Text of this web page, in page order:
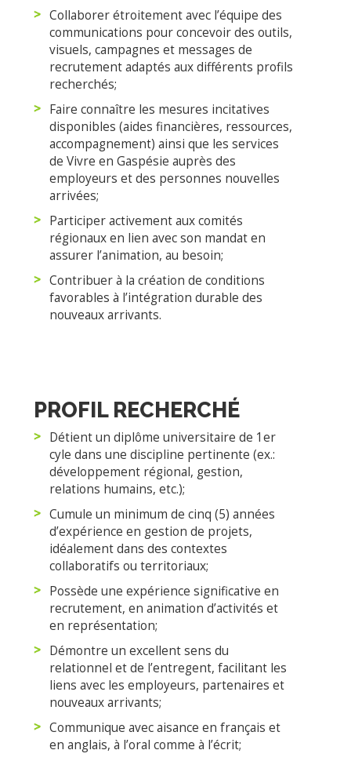
Collaborer étroitement avec l’équipe des
communications pour concevoir des outils,
visuels, campagnes et messages de
recrutement adaptés aux différents profils
recherchés;
Faire connaître les mesures incitatives
disponibles (aides financières, ressources,
accompagnement) ainsi que les services
de Vivre en Gaspésie auprès des
employeurs et des personnes nouvelles
arrivées;
Participer activement aux comités
régionaux en lien avec son mandat en
assurer l’animation, au besoin;
Contribuer à la création de conditions
favorables à l’intégration durable des
nouveaux arrivants.
PROFIL RECHERCHÉ
Détient un diplôme universitaire de 1er
cyle dans une discipline pertinente (ex.:
développement régional, gestion,
relations humains, etc.);
Cumule un minimum de cinq (5) années
d’expérience en gestion de projets,
idéalement dans des contextes
collaboratifs ou territoriaux;
Possède une expérience significative en
recrutement, en animation d’activités et
en représentation;
Démontre un excellent sens du
relationnel et de l’entregent, facilitant les
liens avec les employeurs, partenaires et
nouveaux arrivants;
Communique avec aisance en français et
en anglais, à l’oral comme à l’écrit;